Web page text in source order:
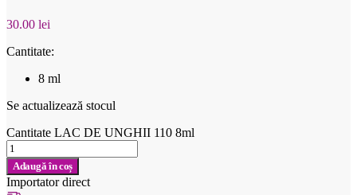
30.00 lei
Cantitate:
8 ml
Se actualizează stocul
Cantitate LAC DE UNGHII 110 8ml
Adaugă în coș
Importator direct